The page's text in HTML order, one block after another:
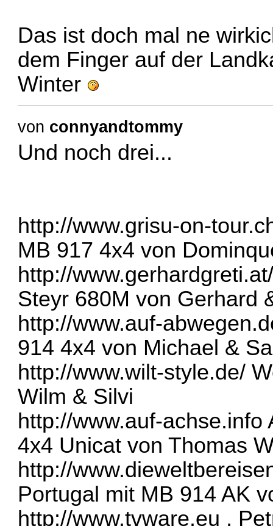
Das ist doch mal ne
dem Finger auf der
Winter
von connyandtommy
Und noch drei...
http://www.grisu-on-
MB 917 4x4 von
http://
Steyr 680M von Gerhard
http://www.auf-
914 4x4 von Michael &
http://www.wilt-style.de/
Wilm & Silvi
http://www.auf-achse.info
4x4 Unicat von Thomas
http://
Portugal mit MB 914 AK
http://www.tvware.eu ,